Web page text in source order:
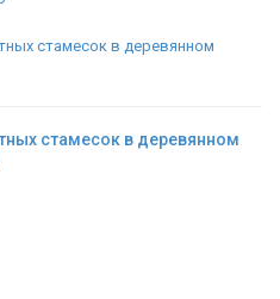
стамесок в деревянном